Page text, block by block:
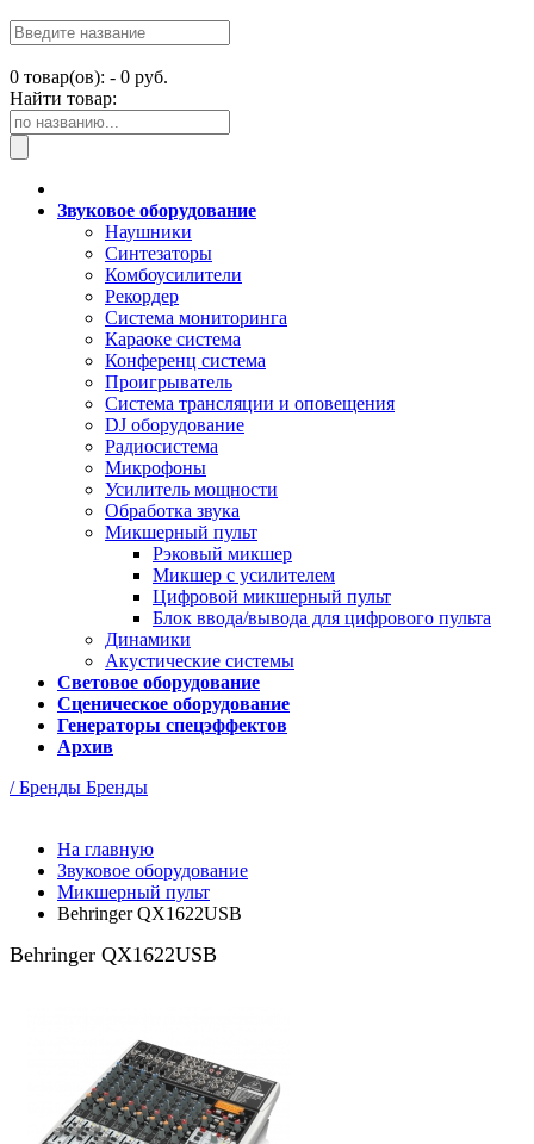
0 товар(ов): - 0 руб.
Найти товар:
Звуковое оборудование
Наушники
Синтезаторы
Комбоусилители
Рекордер
Система мониторинга
Караоке система
Конференц система
Проигрыватель
Система трансляции и оповещения
DJ оборудование
Радиосистема
Микрофоны
Усилитель мощности
Обработка звука
Микшерный пульт
Рэковый микшер
Микшер с усилителем
Цифровой микшерный пульт
Блок ввода/вывода для цифрового пульта
Динамики
Акустические системы
Световое оборудование
Сценическое оборудование
Генераторы спецэффектов
Архив
/ Бренды Бренды
На главную
Звуковое оборудование
Микшерный пульт
Behringer QX1622USB
Behringer QX1622USB